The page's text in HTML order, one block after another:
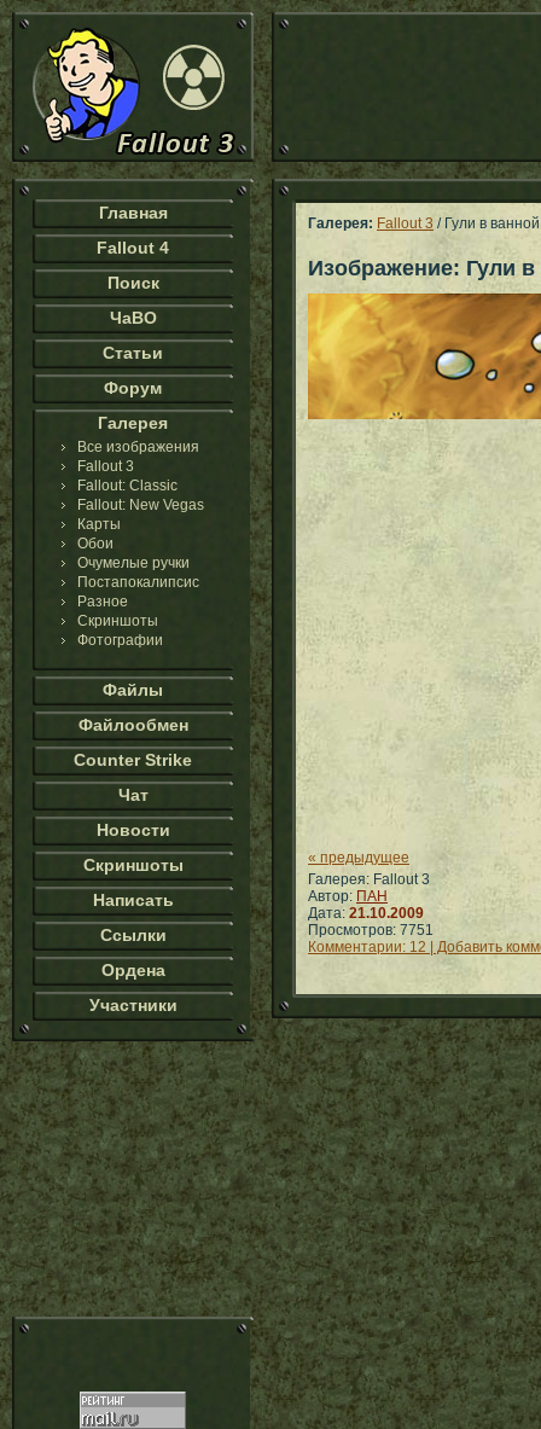
Главная
Fallout 4
Поиск
ЧаВО
Статьи
Форум
Галерея
Все изображения
Fallout 3
Fallout: Classic
Fallout: New Vegas
Карты
Обои
Очумелые ручки
Постапокалипсис
Разное
Скриншоты
Фотографии
Файлы
Файлообмен
Counter Strike
Чат
Новости
Скриншоты
Написать
Ссылки
Ордена
Участники
Галерея: Fallout 3 / Гули в
Изображение: Гули
« предыдущее
Галерея: Fallout 3
Автор: ПАН
Дата: 21.10.2009
Просмотров: 7751
Комментарии: 12 | Добавить